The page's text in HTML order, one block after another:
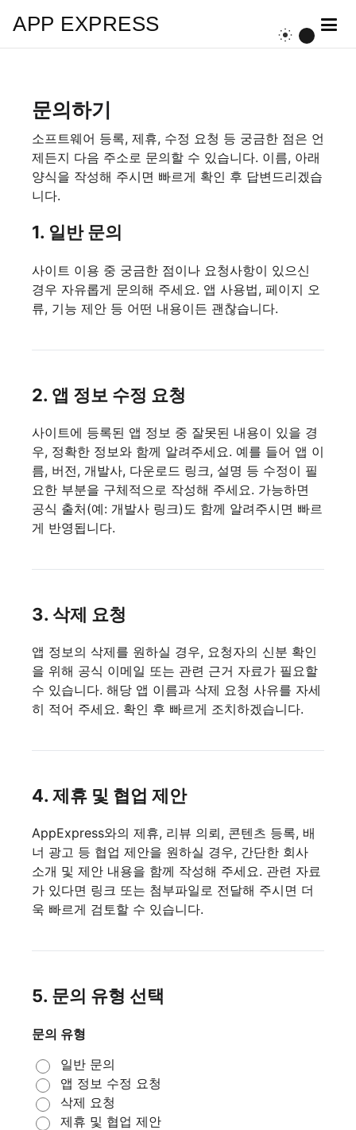
APP EXPRESS
문의하기
소프트웨어 등록, 제휴, 수정 요청 등 궁금한 점은 언
제든지 다음 주소로 문의할 수 있습니다. 이름, 아래
양식을 작성해 주시면 빠르게 확인 후 답변드리겠습
니다.
1. 일반 문의
사이트 이용 중 궁금한 점이나 요청사항이 있으신
경우 자유롭게 문의해 주세요. 앱 사용법, 페이지 오
류, 기능 제안 등 어떤 내용이든 괜찮습니다.
2. 앱 정보 수정 요청
사이트에 등록된 앱 정보 중 잘못된 내용이 있을 경
우, 정확한 정보와 함께 알려주세요. 예를 들어 앱 이
름, 버전, 개발사, 다운로드 링크, 설명 등 수정이 필
요한 부분을 구체적으로 작성해 주세요. 가능하면
공식 출처(예: 개발사 링크)도 함께 알려주시면 빠르
게 반영됩니다.
3. 삭제 요청
앱 정보의 삭제를 원하실 경우, 요청자의 신분 확인
을 위해 공식 이메일 또는 관련 근거 자료가 필요할
수 있습니다. 해당 앱 이름과 삭제 요청 사유를 자세
히 적어 주세요. 확인 후 빠르게 조치하겠습니다.
4. 제휴 및 협업 제안
AppExpress와의 제휴, 리뷰 의뢰, 콘텐츠 등록, 배
너 광고 등 협업 제안을 원하실 경우, 간단한 회사
소개 및 제안 내용을 함께 작성해 주세요. 관련 자료
가 있다면 링크 또는 첨부파일로 전달해 주시면 더
욱 빠르게 검토할 수 있습니다.
5. 문의 유형 선택
문의 유형
일반 문의
앱 정보 수정 요청
삭제 요청
제휴 및 협업 제안